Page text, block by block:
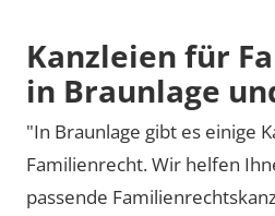
Kanzleien für
in Braunlage
"In Braunlage gibt es einige
Familienrecht. Wir helfen
passende